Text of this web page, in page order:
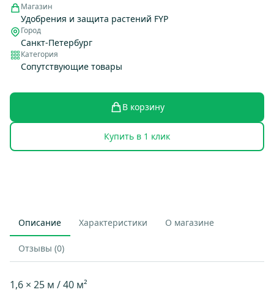
Магазин
Удобрения и защита растений FYP
Город
Санкт-Петербург
Категория
Сопутствующие товары
В корзину
Купить в 1 клик
Описание Характеристики О магазине
Отзывы (0)
1,6 × 25 м / 40 м²